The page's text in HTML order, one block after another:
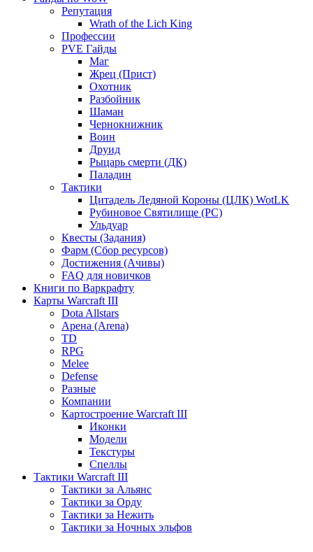
Репутация
Wrath of the Lich King
Профессии
PVE Гайды
Маг
Жрец (Прист)
Охотник
Разбойник
Шаман
Чернокнижник
Воин
Друид
Рыцарь смерти (ДК)
Паладин
Тактики
Цитадель Ледяной Короны (ЦЛК) WotLK
Рубиновое Святилище (РС)
Ульдуар
Квесты (Задания)
Фарм (Сбор ресурсов)
Достижения (Ачивы)
FAQ для новичков
Книги по Варкрафту
Карты Warcraft III
Dota Allstars
Арена (Arena)
TD
RPG
Melee
Defense
Разные
Компании
Картостроение Warcraft III
Иконки
Модели
Текстуры
Спеллы
Тактики Warcraft III
Тактики за Альянс
Тактики за Орду
Тактики за Нежить
Тактики за Ночных эльфов